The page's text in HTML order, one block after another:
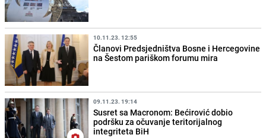
10.11.23. 12:55
Članovi Predsjedništva Bosne i Hercegovine
na Šestom pariškom forumu mira
09.11.23. 19:14
Susret sa Macronom: Bećirović dobio
podršku za očuvanje teritorijalnog
integriteta BiH